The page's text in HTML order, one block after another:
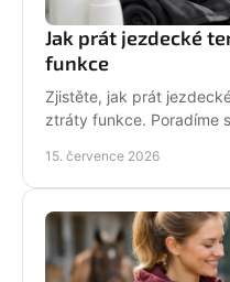
Jak prát jezdecké
funkce
Zjistěte, jak prát
ztráty funkce. Poradíme
den.
15. července 2026